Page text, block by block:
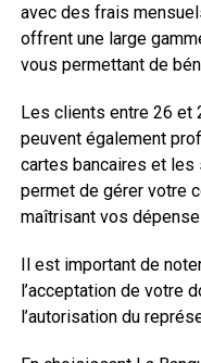
avec des frais
offrent une large
vous permettant de
Les clients entre 26 et
peuvent également
cartes bancaires et
permet de gérer votre
maîtrisant vos
Il est important de
l’acceptation de votre
l’autorisation du